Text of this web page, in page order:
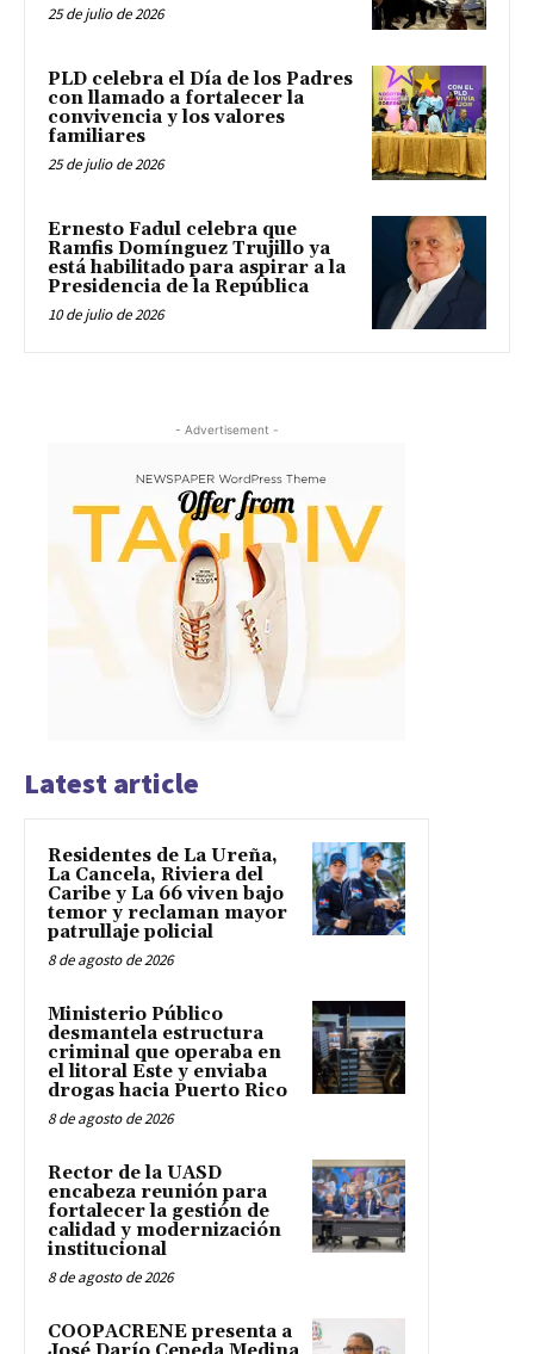
25 de julio de 2026
PLD celebra el Día de los Padres
con llamado a fortalecer la
convivencia y los valores
familiares
25 de julio de 2026
Ernesto Fadul celebra que
Ramfis Domínguez Trujillo ya
está habilitado para aspirar a la
Presidencia de la República
10 de julio de 2026
- Advertisement -
Latest article
Residentes de La Ureña,
La Cancela, Riviera del
Caribe y La 66 viven bajo
temor y reclaman mayor
patrullaje policial
8 de agosto de 2026
Ministerio Público
desmantela estructura
criminal que operaba en
el litoral Este y enviaba
drogas hacia Puerto Rico
8 de agosto de 2026
Rector de la UASD
encabeza reunión para
fortalecer la gestión de
calidad y modernización
institucional
8 de agosto de 2026
COOPACRENE presenta a